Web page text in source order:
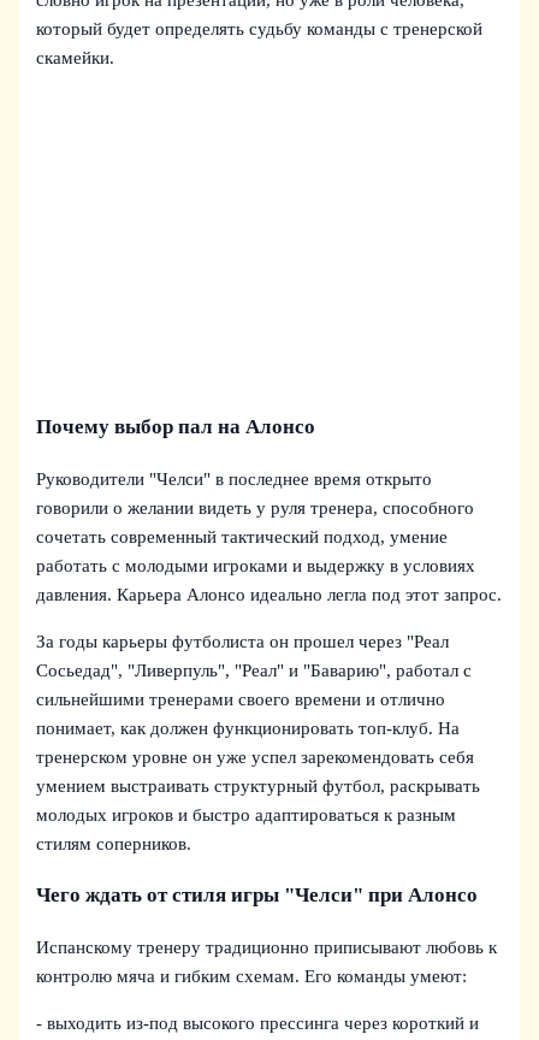
который будет определять судьбу команды с тренерской
скамейки.
Почему выбор пал на Алонсо
Руководители "Челси" в последнее время открыто
говорили о желании видеть у руля тренера, способного
сочетать современный тактический подход, умение
работать с молодыми игроками и выдержку в условиях
давления. Карьера Алонсо идеально легла под этот запрос.
За годы карьеры футболиста он прошел через "Реал
Сосьедад", "Ливерпуль", "Реал" и "Баварию", работал с
сильнейшими тренерами своего времени и отлично
понимает, как должен функционировать топ-клуб. На
тренерском уровне он уже успел зарекомендовать себя
умением выстраивать структурный футбол, раскрывать
молодых игроков и быстро адаптироваться к разным
стилям соперников.
Чего ждать от стиля игры "Челси" при Алонсо
Испанскому тренеру традиционно приписывают любовь к
контролю мяча и гибким схемам. Его команды умеют:
- выходить из-под высокого прессинга через короткий и